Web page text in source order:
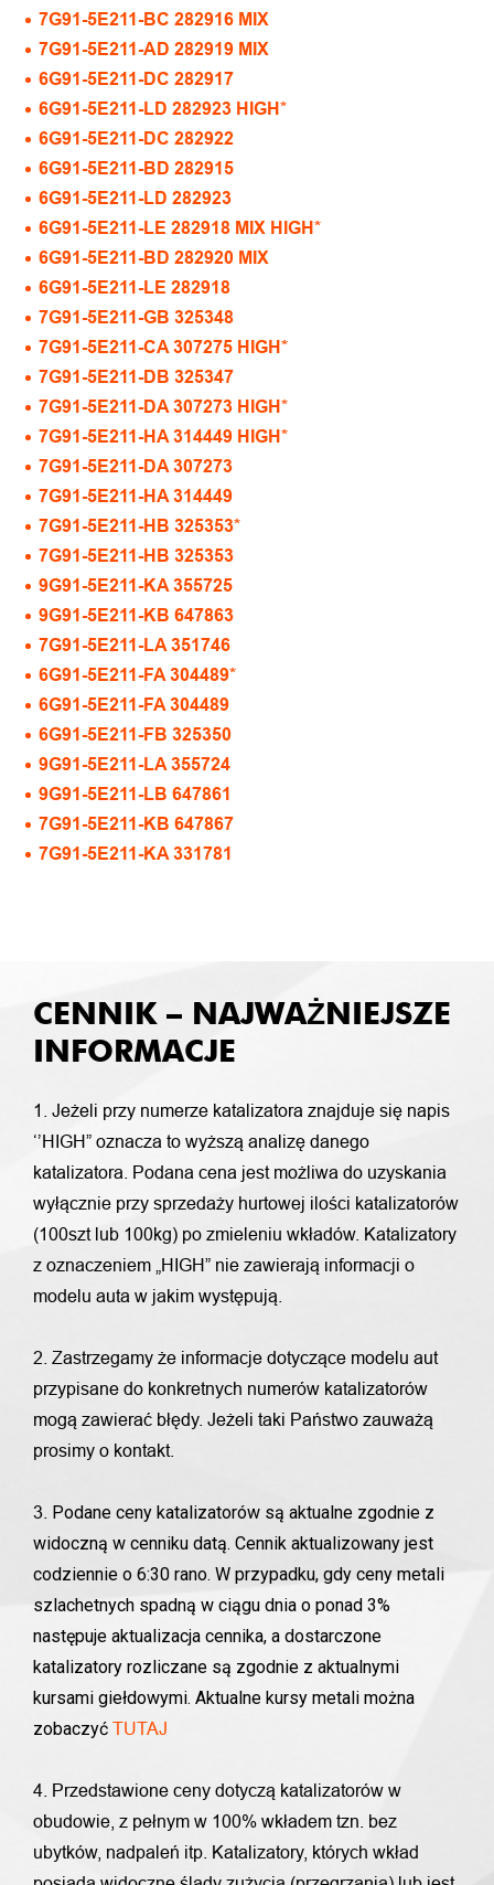
7G91-5E211-BC 282916 MIX
7G91-5E211-AD 282919 MIX
6G91-5E211-DC 282917
6G91-5E211-LD 282923 HIGH*
6G91-5E211-DC 282922
6G91-5E211-BD 282915
6G91-5E211-LD 282923
6G91-5E211-LE 282918 MIX HIGH*
6G91-5E211-BD 282920 MIX
6G91-5E211-LE 282918
7G91-5E211-GB 325348
7G91-5E211-CA 307275 HIGH*
7G91-5E211-DB 325347
7G91-5E211-DA 307273 HIGH*
7G91-5E211-HA 314449 HIGH*
7G91-5E211-DA 307273
7G91-5E211-HA 314449
7G91-5E211-HB 325353*
7G91-5E211-HB 325353
9G91-5E211-KA 355725
9G91-5E211-KB 647863
7G91-5E211-LA 351746
6G91-5E211-FA 304489*
6G91-5E211-FA 304489
6G91-5E211-FB 325350
9G91-5E211-LA 355724
9G91-5E211-LB 647861
7G91-5E211-KB 647867
7G91-5E211-KA 331781
CENNIK – NAJWAŻNIEJSZE
INFORMACJE
1. Jeżeli przy numerze katalizatora znajduje się napis
‘’HIGH” oznacza to wyższą analizę danego
katalizatora. Podana cena jest możliwa do uzyskania
wyłącznie przy sprzedaży hurtowej ilości katalizatorów
(100szt lub 100kg) po zmieleniu wkładów. Katalizatory
z oznaczeniem „HIGH” nie zawierają informacji o
modelu auta w jakim występują.
2. Zastrzegamy że informacje dotyczące modelu aut
przypisane do konkretnych numerów katalizatorów
mogą zawierać błędy. Jeżeli taki Państwo zauważą
prosimy o kontakt.
3. Podane ceny katalizatorów są aktualne zgodnie z
widoczną w cenniku datą. Cennik aktualizowany jest
codziennie o 6:30 rano. W przypadku, gdy ceny metali
szlachetnych spadną w ciągu dnia o ponad 3%
następuje aktualizacja cennika, a dostarczone
katalizatory rozliczane są zgodnie z aktualnymi
kursami giełdowymi. Aktualne kursy metali można
zobaczyć TUTAJ
4. Przedstawione ceny dotyczą katalizatorów w
obudowie, z pełnym w 100% wkładem tzn. bez
ubytków, nadpaleń itp. Katalizatory, których wkład